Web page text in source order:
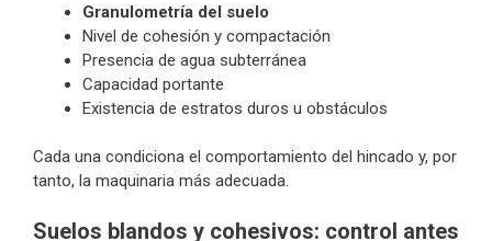
Granulometría del suelo
Nivel de cohesión y compactación
Presencia de agua subterránea
Capacidad portante
Existencia de estratos duros u obstáculos
Cada una condiciona el comportamiento del hincado y, por
tanto, la maquinaria más adecuada.
Suelos blandos y cohesivos: control antes